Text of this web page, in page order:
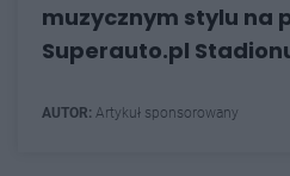
muzycznym stylu na
Superauto.pl
AUTOR: Artykuł sponsorowany